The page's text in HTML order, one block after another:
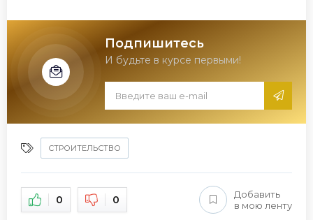
Подпишитесь
И будьте в курсе первыми!
СТРОИТЕЛЬСТВО
0 0
Добавить
в мою ленту